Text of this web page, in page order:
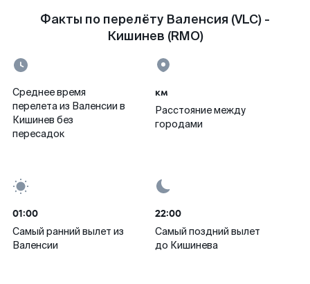
Факты по перелёту Валенсия (VLC) -
Кишинев (RMO)
Среднее время
перелета из Валенсии в
Кишинев без
пересадок
км
Расстояние между
городами
01:00
Самый ранний вылет из
Валенсии
22:00
Самый поздний вылет
до Кишинева